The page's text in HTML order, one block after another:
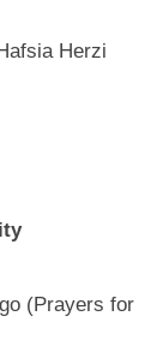
Herzi
(Prayers for